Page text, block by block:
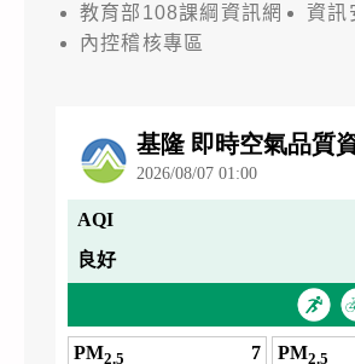
教育部108課綱資訊網
資訊
內控稽核專區